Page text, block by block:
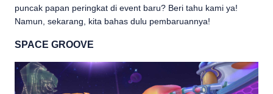
puncak papan peringkat di event baru? Beri tahu kami ya!
Namun, sekarang, kita bahas dulu pembaruannya!
SPACE GROOVE